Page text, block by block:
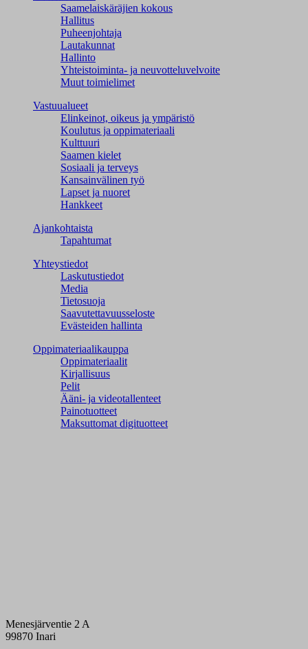
Saamelaiskäräjien kokous
Hallitus
Puheenjohtaja
Lautakunnat
Hallinto
Yhteistoiminta- ja neuvotteluvelvoite
Muut toimielimet
Vastuualueet
Elinkeinot, oikeus ja ympäristö
Koulutus ja oppimateriaali
Kulttuuri
Saamen kielet
Sosiaali ja terveys
Kansainvälinen työ
Lapset ja nuoret
Hankkeet
Ajankohtaista
Tapahtumat
Yhteystiedot
Laskutustiedot
Media
Tietosuoja
Saavutettavuusseloste
Evästeiden hallinta
Oppimateriaalikauppa
Oppimateriaalit
Kirjallisuus
Pelit
Ääni- ja videotallenteet
Painotuotteet
Maksuttomat digituotteet
Menesjärventie 2 A
99870 Inari